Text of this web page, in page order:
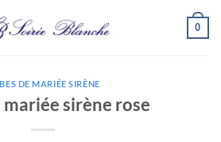
0
DE MARIÉE SIRÈNE
mariée sirène rose